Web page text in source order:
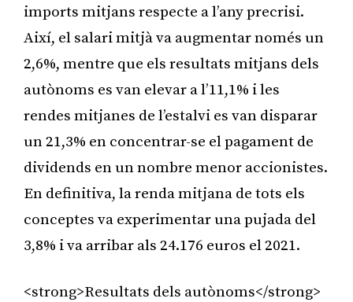
imports mitjans respecte a l’any precrisi.
Així, el salari mitjà va augmentar només un
2,6%, mentre que els resultats mitjans dels
autònoms es van elevar a l’11,1% i les
rendes mitjanes de l’estalvi es van disparar
un 21,3% en concentrar-se el pagament de
dividends en un nombre menor accionistes.
En definitiva, la renda mitjana de tots els
conceptes va experimentar una pujada del
3,8% i va arribar als 24.176 euros el 2021.
<strong>Resultats dels autònoms</strong>